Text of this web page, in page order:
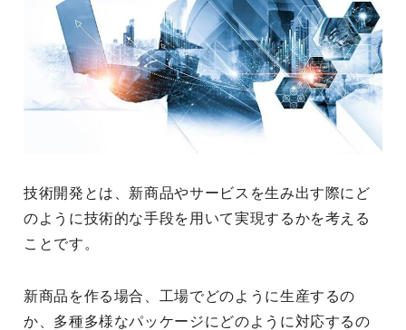
技術開発とは、新商品やサービスを生み出す際にど
のように技術的な手段を用いて実現するかを考える
ことです。
新商品を作る場合、工場でどのように生産するの
か、多種多様なパッケージにどのように対応するの